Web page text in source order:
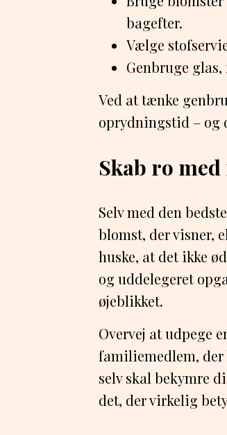
bagefter.
Vælge
Genbruge
Ved at tænke
oprydningstid – og
Skab ro
Selv med den
blomst, der visner,
huske, at det ikke
og uddelegeret
øjeblikket.
Overvej at udpege
familiemedlem, der
selv skal bekymre
det, der virkelig